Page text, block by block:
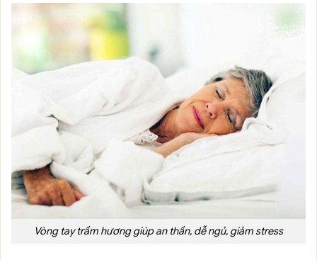
Vòng tay trầm hương giúp an thần, dễ ngủ, giảm stress